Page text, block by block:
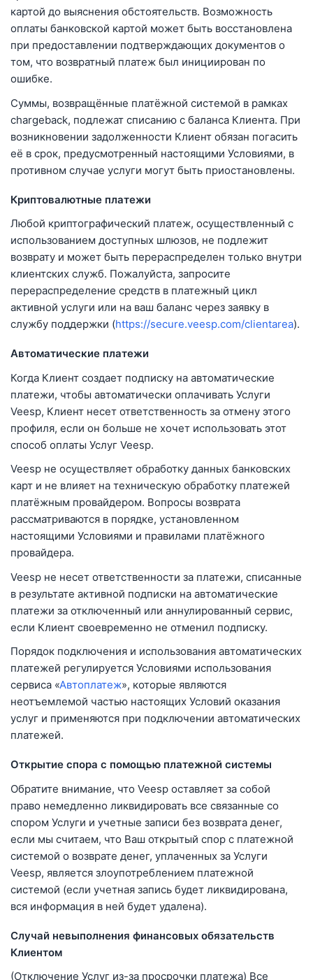
картой до выяснения обстоятельств. Возможность
оплаты банковской картой может быть восстановлена
при предоставлении подтверждающих документов о
том, что возвратный платеж был инициирован по
ошибке.
Суммы, возвращённые платёжной системой в рамках
chargeback, подлежат списанию с баланса Клиента. При
возникновении задолженности Клиент обязан погасить
её в срок, предусмотренный настоящими Условиями, в
противном случае услуги могут быть приостановлены.
Криптовалютные платежи
Любой криптографический платеж, осуществленный с
использованием доступных шлюзов, не подлежит
возврату и может быть перераспределен только внутри
клиентских служб. Пожалуйста, запросите
перераспределение средств в платежный цикл
активной услуги или на ваш баланс через заявку в
службу поддержки (https://secure.veesp.com/clientarea).
Автоматические платежи
Когда Клиент создает подписку на автоматические
платежи, чтобы автоматически оплачивать Услуги
Veesp, Клиент несет ответственность за отмену этого
профиля, если он больше не хочет использовать этот
способ оплаты Услуг Veesp.
Veesp не осуществляет обработку данных банковских
карт и не влияет на техническую обработку платежей
платёжным провайдером. Вопросы возврата
рассматриваются в порядке, установленном
настоящими Условиями и правилами платёжного
провайдера.
Veesp не несет ответственности за платежи, списанные
в результате активной подписки на автоматические
платежи за отключенный или аннулированный сервис,
если Клиент своевременно не отменил подписку.
Порядок подключения и использования автоматических
платежей регулируется Условиями использования
сервиса «Автоплатеж», которые являются
неотъемлемой частью настоящих Условий оказания
услуг и применяются при подключении автоматических
платежей.
Открытие спора с помощью платежной системы
Обратите внимание, что Veesp оставляет за собой
право немедленно ликвидировать все связанные со
спором Услуги и учетные записи без возврата денег,
если мы считаем, что Ваш открытый спор с платежной
системой о возврате денег, уплаченных за Услуги
Veesp, является злоупотреблением платежной
системой (если учетная запись будет ликвидирована,
вся информация в ней будет удалена).
Случай невыполнения финансовых обязательств
Клиентом
(Отключение Услуг из-за просрочки платежа) Все